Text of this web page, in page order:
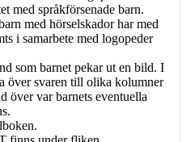
med språkförsenade barn.
med hörselskador har med
i samarbete med logopeder
som barnet pekar ut en bild. I
över svaren till olika kolumner
över var barnets eventuella